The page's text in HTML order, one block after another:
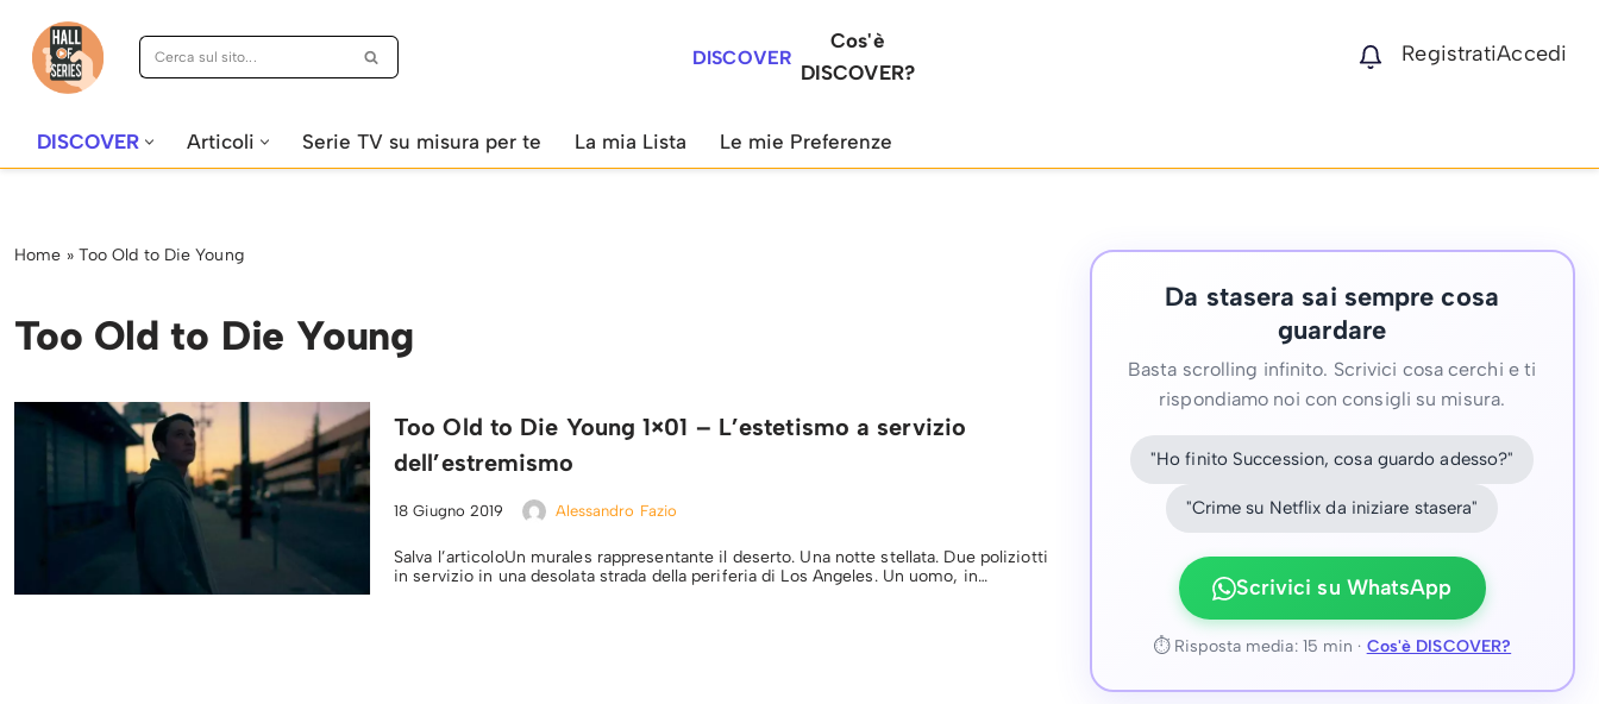
Vai
DISCOVER
Cos'è
DISCOVER?
RegistratiAccedi
DISCOVER Articoli Serie TV su misura per te La mia Lista Le mie Preferenze
Home » Too Old to Die Young
Too Old to Die Young
Too Old to Die Young 1×01 – L’estetismo a servizio
dell’estremismo
18 Giugno 2019 Alessandro Fazio
Salva l’articoloUn murales rappresentante il deserto. Una notte stellata. Due poliziotti
in servizio in una desolata strada della periferia di Los Angeles. Un uomo, in…
Da stasera sai sempre cosa
guardare
Basta scrolling infinito. Scrivici cosa cerchi e ti
rispondiamo noi con consigli su misura.
"Ho finito Succession, cosa guardo adesso?"
"Crime su Netflix da iniziare stasera"
Scrivici su WhatsApp
⏱ Risposta media: 15 min · Cos'è DISCOVER?